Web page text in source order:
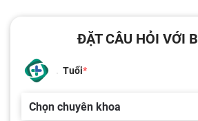
ĐẶT CÂU HỎI VỚI
Tuổi
Chọn chuyên khoa